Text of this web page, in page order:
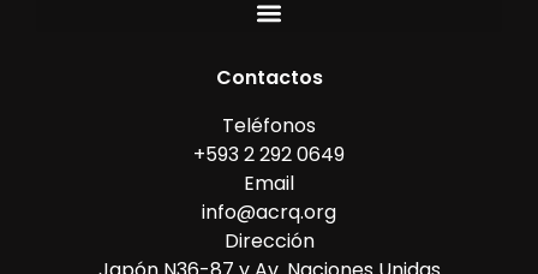
Contactos
Teléfonos
+593 2 292 0649
Email
info@acrq.org
Dirección